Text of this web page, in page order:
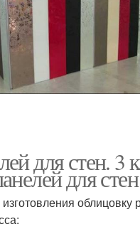
для стен. 3
для стен
облицовку